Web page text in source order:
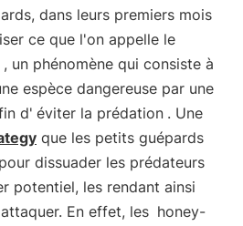
dans leurs premiers mois
ce que l'on appelle le
, un phénomène qui consiste à
espèce dangereuse par une
d' éviter la prédation . Une
que les petits guépards
dissuader les prédateurs
potentiel, les rendant ainsi
En effet, les honey-